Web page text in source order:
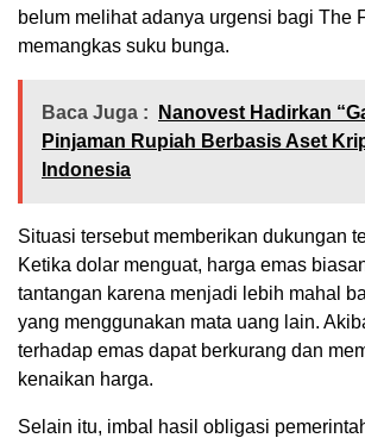
belum melihat adanya urgensi bagi The
memangkas suku bunga.
Baca Juga :
Nanovest Hadirkan
Pinjaman Rupiah Berbasis Aset
Indonesia
Situasi tersebut memberikan dukungan
Ketika dolar menguat, harga emas
tantangan karena menjadi lebih mahal
yang menggunakan mata uang lain.
terhadap emas dapat berkurang dan
kenaikan harga.
Selain itu, imbal hasil obligasi